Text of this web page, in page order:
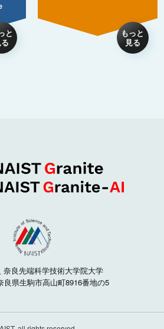
奈良先端科学技術大学院大学
良県生駒市高山町8916番地の5